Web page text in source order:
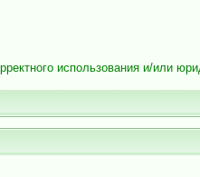
использования и/или